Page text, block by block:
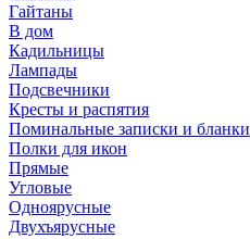
Гайтаны
В дом
Кадильницы
Лампады
Подсвечники
Кресты и распятия
Поминальные записки и бланки
Полки для икон
Прямые
Угловые
Одноярусные
Двухъярусные